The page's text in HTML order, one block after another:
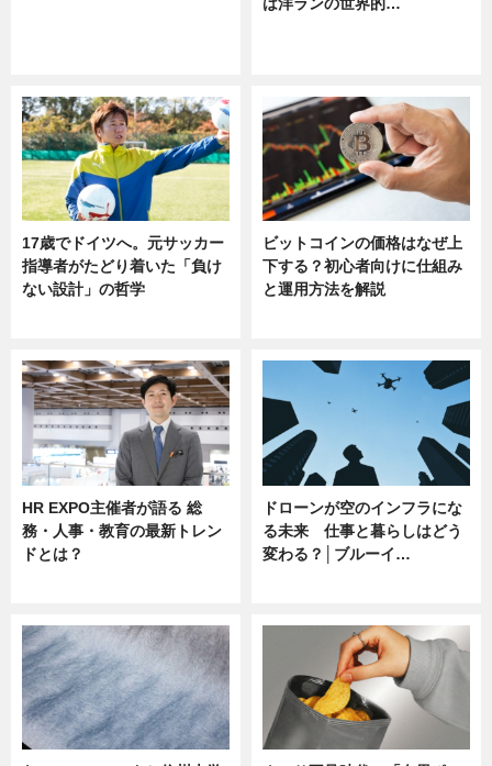
17歳でドイツへ。元サッカー
指導者がたどり着いた「負け
ない設計」の哲学
ビットコインの価格はなぜ上
下する？初心者向けに仕組み
と運用方法を解説
HR EXPO主催者が語る 総
務・人事・教育の最新トレン
ドとは？
ドローンが空のインフラにな
る未来 仕事と暮らしはどう
変わる？│ブルーイ…